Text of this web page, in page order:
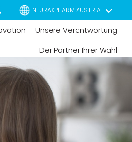
NEURAXPHARM AUSTRIA
Unsere Verantwortung
Der Partner Ihrer Wahl